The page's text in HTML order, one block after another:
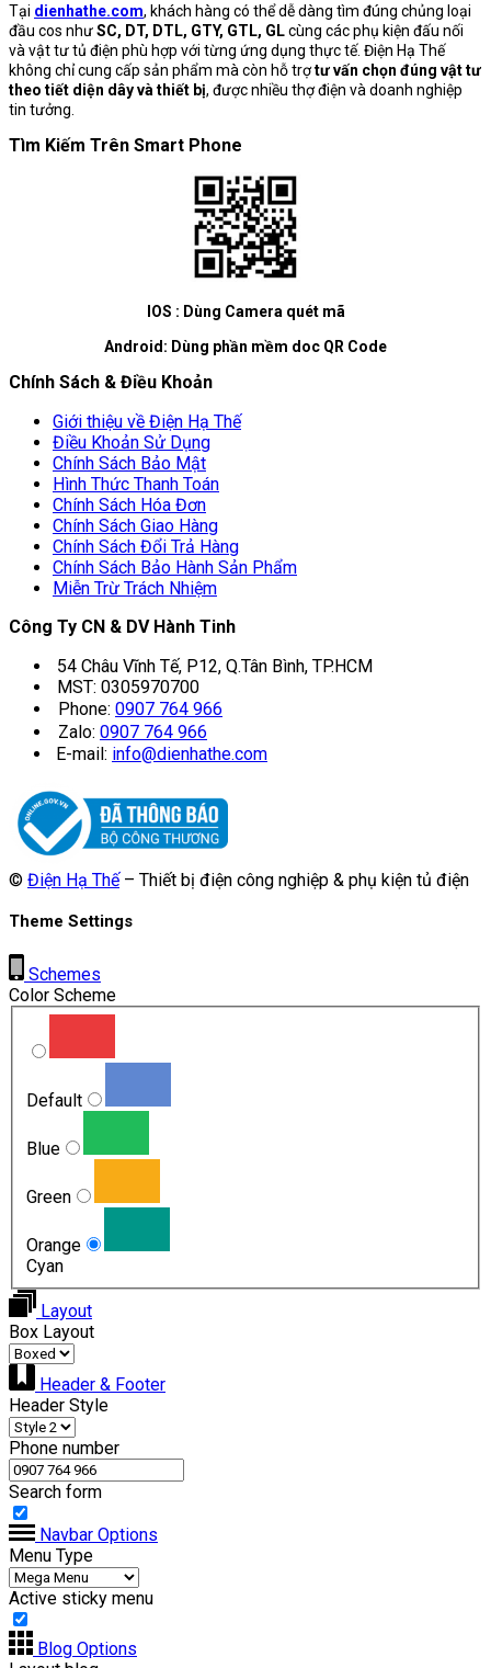
Tại dienhathe.com, khách hàng có thể dễ dàng tìm đúng chủng loại
đầu cos nhưSC, DT, DTL, GTY, GTL, GLcùng các phụ kiện đấu nối
và vật tư tủ điện phù hợp với từng ứng dụng thực tế. Điện Hạ Thế
không chỉ cung cấp sản phẩm mà còn hỗ trợtư vấn chọn đúng vật tư
theo tiết diện dây và thiết bị, được nhiều thợ điện và doanh nghiệp
tin tưởng.
Tìm Kiếm Trên Smart Phone
IOS : Dùng Camera quét mã
Android: Dùng phần mềm doc QR Code
Chính Sách & Điều Khoản
Giới thiệu về Điện Hạ Thế
Điều Khoản Sử Dụng
Chính Sách Bảo Mật
Hình Thức Thanh Toán
Chính Sách Hóa Đơn
Chính Sách Giao Hàng
Chính Sách Đổi Trả Hàng
Chính Sách Bảo Hành Sản Phẩm
Miễn Trừ Trách Nhiệm
Công Ty CN & DV Hành Tinh
54 Châu Vĩnh Tế, P12, Q.Tân Bình, TP.HCM
MST: 0305970700
Phone: 0907 764 966
Zalo: 0907 764 966
E-mail: info@dienhathe.com
© Điện Hạ Thế– Thiết bị điện công nghiệp & phụ kiện tủ điện
Theme Settings
Schemes
Color Scheme
Default
Blue
Green
Orange
Cyan
Layout
Box Layout
Header & Footer
Header Style
Phone number
Search form
Navbar Options
Menu Type
Active sticky menu
Blog Options